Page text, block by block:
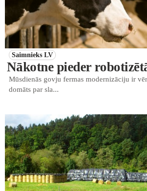
Saimnieks LV
Nākotne pieder
Mūsdienās govju fermas modernizāciju ir
domāts par sla...